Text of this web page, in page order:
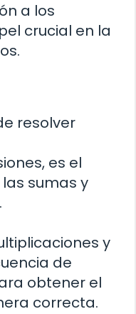
a los
crucial en la
resolver
es el
sumas y
y
de
obtener el
correcta.